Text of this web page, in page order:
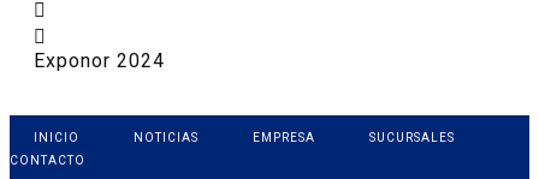
Exponor 2024
INICIO NOTICIAS EMPRESA
SUCURSALES
CONTACTO